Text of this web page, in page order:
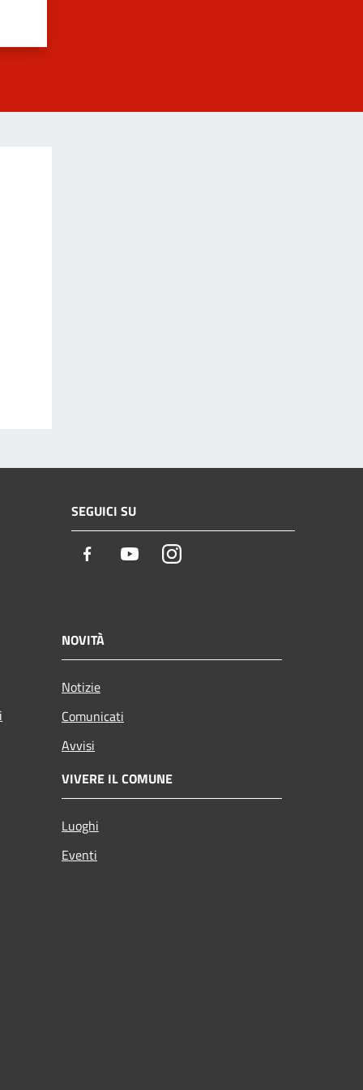
SEGUICI SU
Facebook YoutubeInstagram
NOVITÀ
Notizie
Comunicati
Avvisi
VIVERE IL COMUNE
Luoghi
Eventi